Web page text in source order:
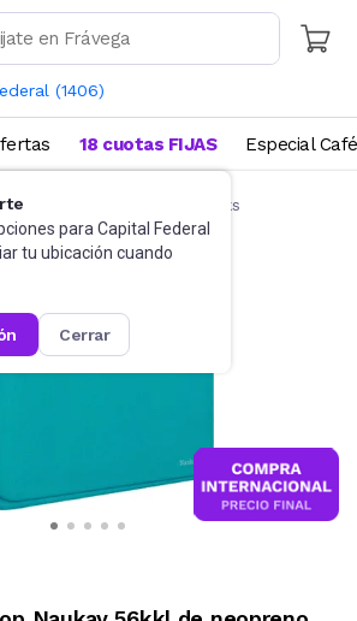
(1406)
para Capital Federal
tu ubicación cuando
cerrar
18 cuotas FIJAS Especial Café
Funda Notebooks